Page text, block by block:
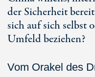
der Sicherheit
sich auf sich selbst
Umfeld beziehen?
Vom Orakel des